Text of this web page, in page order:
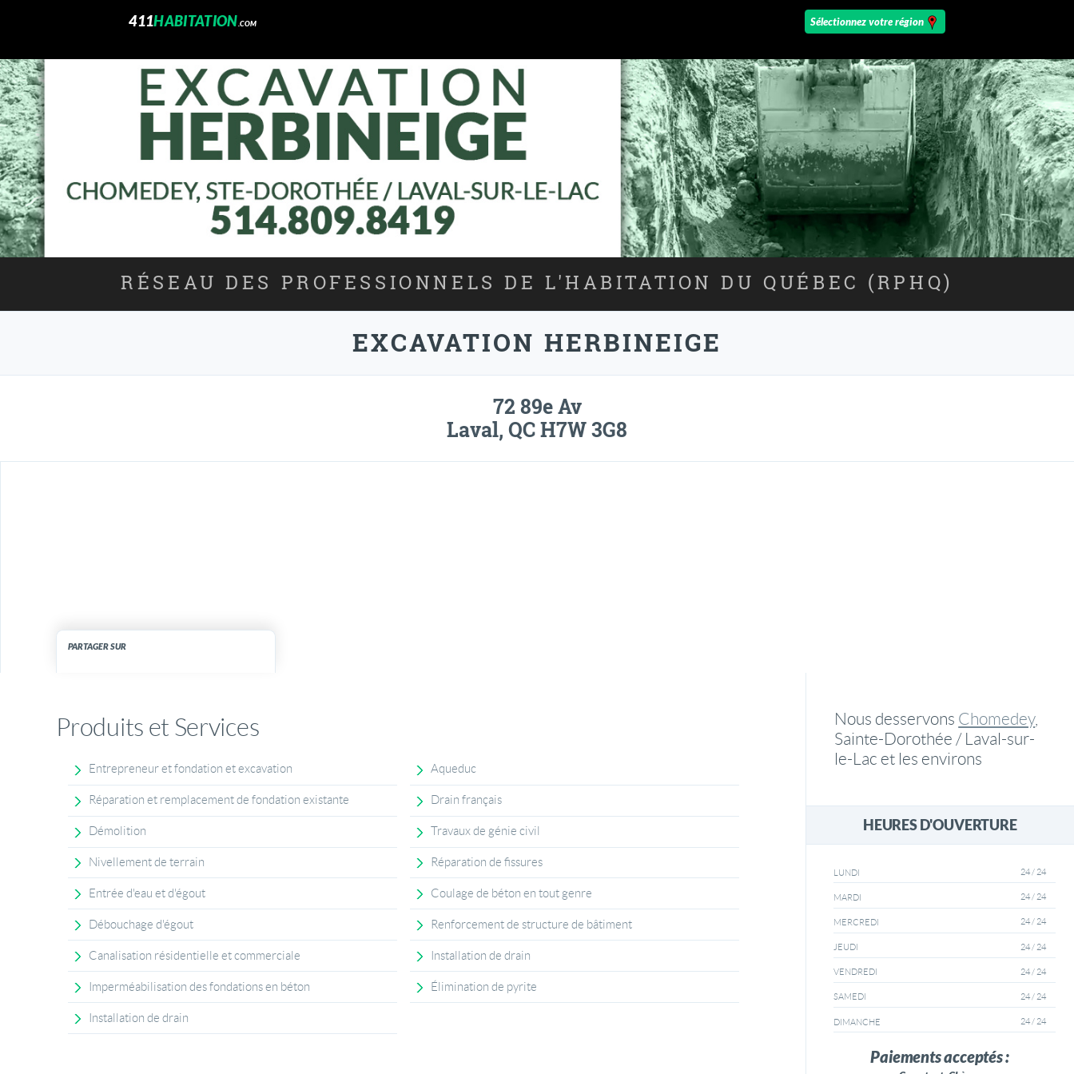
411HABITATION .COM
RÉSEAU DES PROFESSIONNELS DE L'HABITATION DU QUÉBEC (RPHQ)
EXCAVATION HERBINEIGE
72 89e Av
Laval, QC H7W 3G8
PARTAGER SUR
Produits et Services
Entrepreneur et fondation et excavation
Réparation et remplacement de fondation existante
Démolition
Nivellement de terrain
Entrée d'eau et d'égout
Débouchage d'égout
Canalisation résidentielle et commerciale
Imperméabilisation des fondations en béton
Installation de drain
Aqueduc
Drain français
Travaux de génie civil
Réparation de fissures
Coulage de béton en tout genre
Renforcement de structure de bâtiment
Installation de drain
Élimination de pyrite
Nous desservons Chomedey,
Sainte-Dorothée / Laval-sur-
le-Lac et les environs
HEURES D'OUVERTURE
LUNDI 24 / 24
MARDI 24 / 24
MERCREDI 24 / 24
JEUDI 24 / 24
VENDREDI 24 / 24
SAMEDI 24 / 24
DIMANCHE 24 / 24
Paiements acceptés :